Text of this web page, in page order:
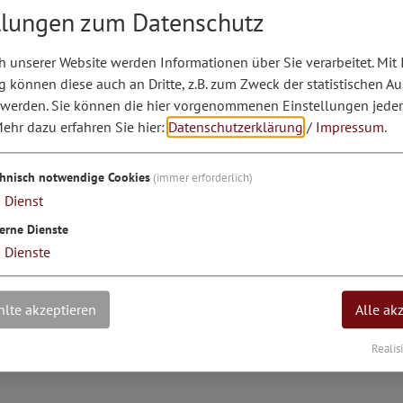
in der Finnischen- oder in der Heusauna, im
München-Nürnberg entfernt. Ausfahrt Kinding/
gut zu erreichbar: Der nächste Bahnhof Kinding-
sich auf dem Jurahochplateau in unmittelbarer
Limesradweg, zum Tauber-Altmühltal-Radweg, zum
Landhotel Geyer ist der ideale Ausgangsort für
zum Datenschutz
unserer Website werden Informationen über Sie verarbeitet. Mit
können diese auch an Dritte, z.B. zum Zweck der statistischen
Sie können die hier vorgenommenen Einstellungen
dazu erfahren Sie hier: Datenschutzerklärung / Impressum.
notwendige Cookies (immer erforderlich)
Dienst
Dienste
Dienste
akzeptieren Alle